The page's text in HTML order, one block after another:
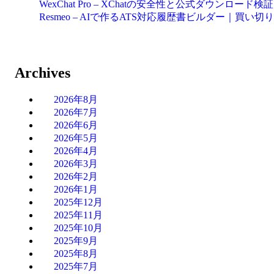
WexChat Pro – XChatの安全性と公式ダウンロード検
Resmeo – AIで作るATS対応履歴書ビルダー｜買い切
Archives
2026年8月
2026年7月
2026年6月
2026年5月
2026年4月
2026年3月
2026年2月
2026年1月
2025年12月
2025年11月
2025年10月
2025年9月
2025年8月
2025年7月